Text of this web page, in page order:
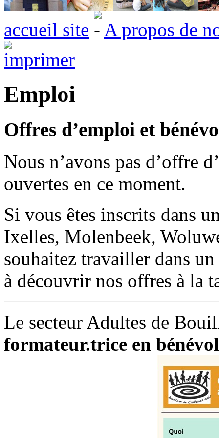
accueil site A propos de
Emploi
Offres d’emploi et
Nous n’avons pas d’offre
ouvertes en ce moment.
Si vous êtes inscrits dans
Ixelles, Molenbeek,
souhaitez travailler dans
à découvrir nos offres à la
Le secteur Adultes de
formateur.trice en